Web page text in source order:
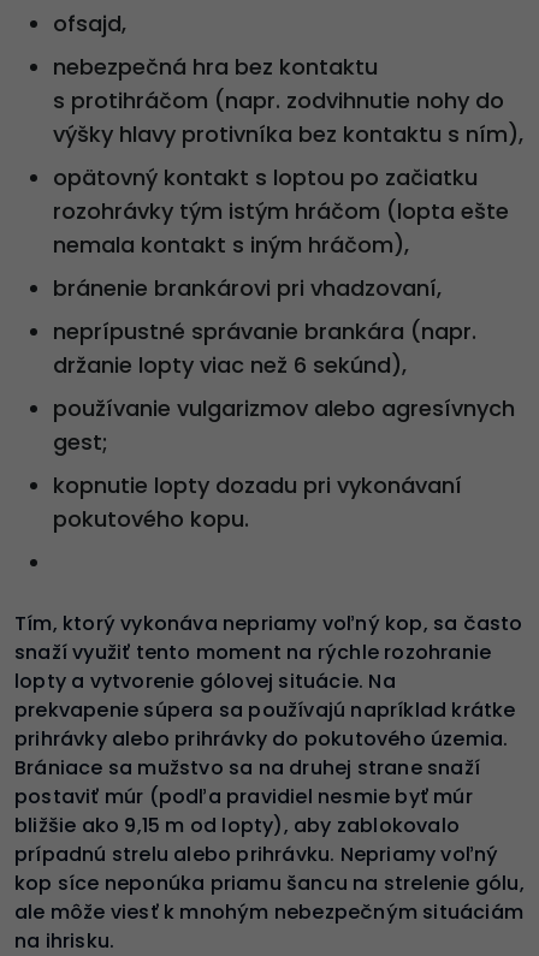
ofsajd,
nebezpečná hra bez kontaktu
s protihráčom (napr. zodvihnutie nohy do
výšky hlavy protivníka bez kontaktu s ním),
opätovný kontakt s loptou po začiatku
rozohrávky tým istým hráčom (lopta ešte
nemala kontakt s iným hráčom),
bránenie brankárovi pri vhadzovaní,
neprípustné správanie brankára (napr.
držanie lopty viac než 6 sekúnd),
používanie vulgarizmov alebo agresívnych
gest;
kopnutie lopty dozadu pri vykonávaní
pokutového kopu.
Tím, ktorý vykonáva nepriamy voľný kop, sa často
snaží využiť tento moment na rýchle rozohranie
lopty a vytvorenie gólovej situácie. Na
prekvapenie súpera sa používajú napríklad krátke
prihrávky alebo prihrávky do pokutového územia.
Brániace sa mužstvo sa na druhej strane snaží
postaviť múr (podľa pravidiel nesmie byť múr
bližšie ako 9,15 m od lopty), aby zablokovalo
prípadnú strelu alebo prihrávku. Nepriamy voľný
kop síce neponúka priamu šancu na strelenie gólu,
ale môže viesť k mnohým nebezpečným situáciám
na ihrisku.